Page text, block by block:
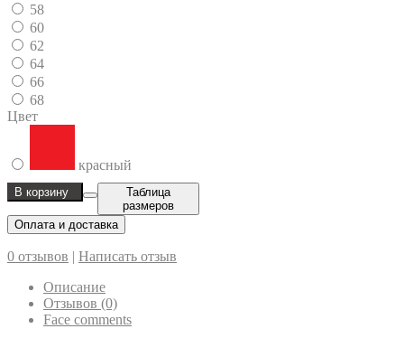
58
60
62
64
66
68
Цвет
красный
В корзину
Таблица
размеров
Оплата и доставка
0 отзывов | Написать отзыв
Описание
Отзывов (0)
Face comments